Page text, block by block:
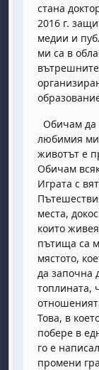
стана
2016 г.
медии и
ми са в
Обичам да
любимия ми
животът е
Обичам
Играта с
места,
които
пътища са
мястото,
да започна
топлината,
Това, в
побере в
го е
промени